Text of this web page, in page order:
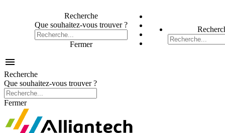
Recherche
Que souhaitez-vous trouver ?
Fermer

Recherche
Que souhaitez-vous trouver ?
Fermer